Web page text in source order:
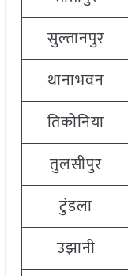
सुल्तानपुर
थानाभवन
तिकोनिया
तुलसीपुर
टुंडला
उझानी